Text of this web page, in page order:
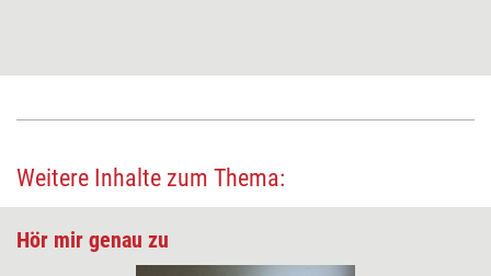
Weitere Inhalte zum Thema:
Hör mir genau zu